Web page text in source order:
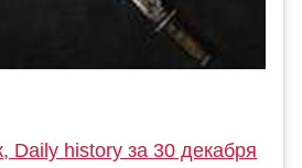
history за 30 декабря